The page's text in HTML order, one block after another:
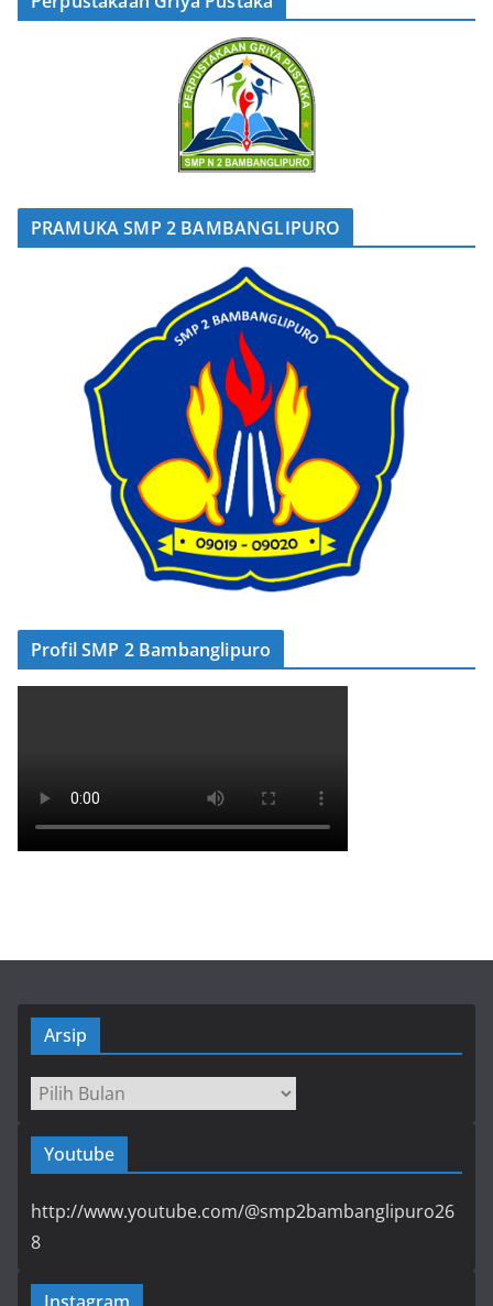
PRAMUKA SMP 2 BAMBANGLIPURO
Profil SMP 2 Bambanglipuro
Arsip
Arsip
Youtube
http://www.youtube.com/@smp2bambanglipuro26
8
Instagram